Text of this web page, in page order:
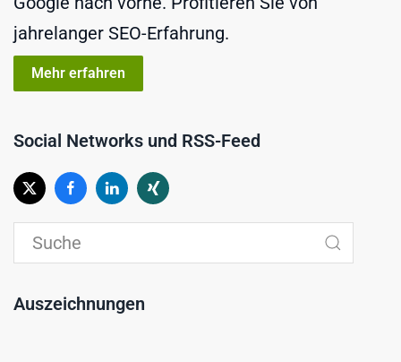
jahrelanger SEO-Erfahrung.
Mehr erfahren
Social Networks und RSS-Feed
Auszeichnungen